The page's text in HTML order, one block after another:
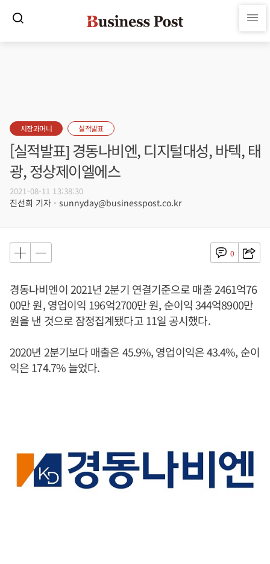
시장과머니 실적발표
[실적발표] 경동나비엔, 디지털대성, 바텍, 태
광, 정상제이엘에스
2021-08-11 13:38:30
진선희 기자 - sunnyday@businesspost.co.kr
0
경동나비엔이 2021년 2분기 연결기준으로 매출 2461억76
00만 원, 영업이익 196억2700만 원, 순이익 344억8900만
원을 낸 것으로 잠정집계됐다고 11일 공시했다.
2020년 2분기보다 매출은 45.9%, 영업이익은 43.4%, 순이
익은 174.7% 늘었다.